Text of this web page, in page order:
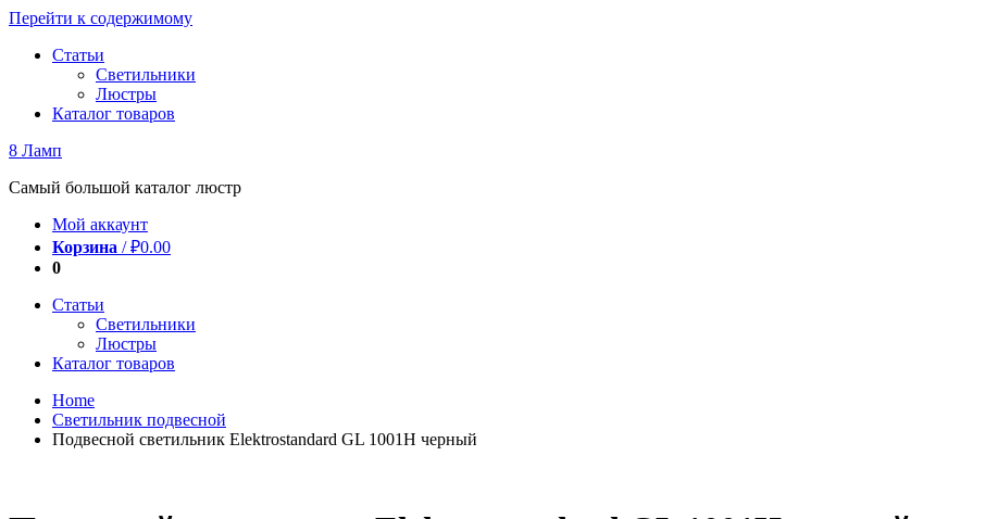
Перейти к содержимому
Статьи
Светильники
Люстры
Каталог товаров
8 Ламп
Самый большой каталог люстр
Мой аккаунт
Корзина /₽0.00
0
Статьи
Светильники
Люстры
Каталог товаров
Home
Светильник подвесной
Подвесной светильник Elektrostandard GL 1001H черный